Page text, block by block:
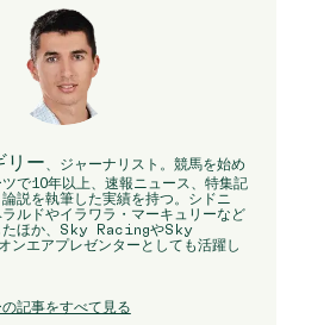
リー 、ジャーナリスト。競馬を始め
で10年以上、速報ニュース、特集記
説を執筆した実績を持つ。シドニ
ルドやイラワラ・マーキュリーなど
たほか、Sky RacingやSky
エアプレゼンターとしても活躍し
記事をすべて見る